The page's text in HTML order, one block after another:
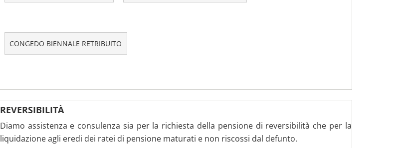
CONGEDO BIENNALE RETRIBUITO
REVERSIBILITÀ
Diamo assistenza e consulenza sia per la richiesta della pensione di reversibilità che per la
liquidazione agli eredi dei ratei di pensione maturati e non riscossi dal defunto.